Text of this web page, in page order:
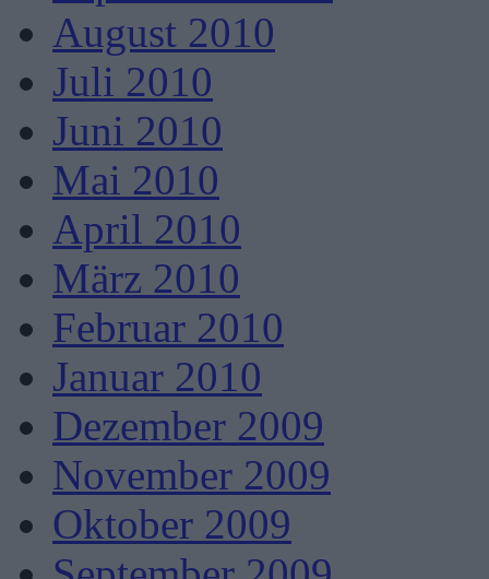
August 2010
Juli 2010
Juni 2010
Mai 2010
April 2010
März 2010
Februar 2010
Januar 2010
Dezember 2009
November 2009
Oktober 2009